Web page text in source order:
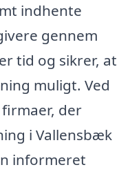
indhente
gennem
tid og sikrer, at
muligt. Ved
der
i Vallensbæk
informeret